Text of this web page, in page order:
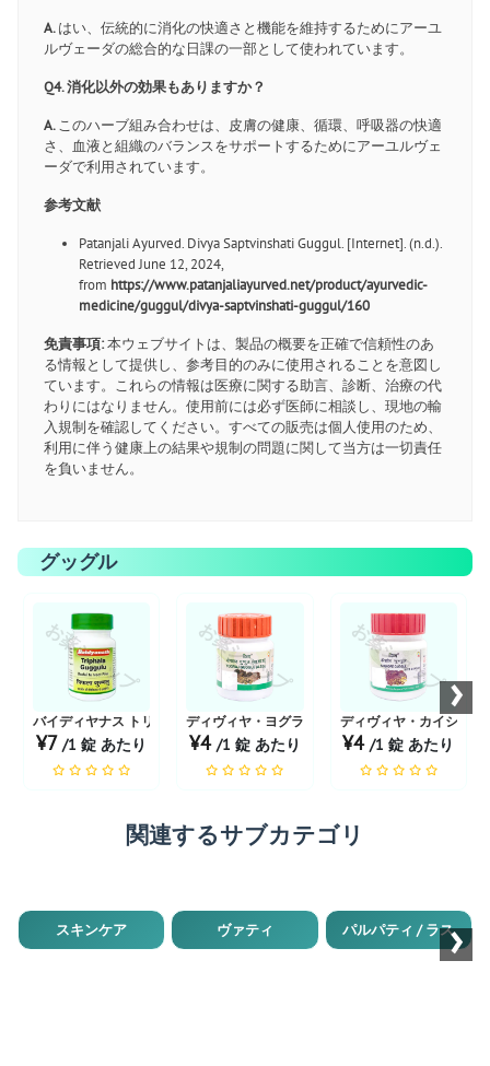
A.はい、伝統的に消化の快適さと機能を維持するためにアーユ
ルヴェーダの総合的な日課の一部として使われています。
Q4. 消化以外の効果もありますか？
A.このハーブ組み合わせは、皮膚の健康、循環、呼吸器の快適
さ、血液と組織のバランスをサポートするためにアーユルヴェ
ーダで利用されています。
参考文献
Patanjali Ayurved. Divya Saptvinshati Guggul. [Internet]. (n.d.).
Retrieved June 12, 2024,
from https://www.patanjaliayurved.net/product/ayurvedic-
medicine/guggul/divya-saptvinshati-guggul/160
免責事項:本ウェブサイトは、製品の概要を正確で信頼性のあ
る情報として提供し、参考目的のみに使用されることを意図し
ています。これらの情報は医療に関する助言、診断、治療の代
わりにはなりません。使用前には必ず医師に相談し、現地の輸
入規制を確認してください。すべての販売は個人使用のため、
利用に伴う健康上の結果や規制の問題に関して当方は一切責任
を負いません。
グッグル
お薬ショップ
バイディヤナス トリファラ ググル
¥7/1 錠 あたり
お薬ショップ
ディヴィヤ・ヨグラジ・ググル
¥4 /1 錠 あたり
お薬ショップ
ディヴィヤ・カイショア
¥4/1 錠 あたり
›
関連するサブカテゴリ
スキンケア ヴァティ パルパティ / ラス›